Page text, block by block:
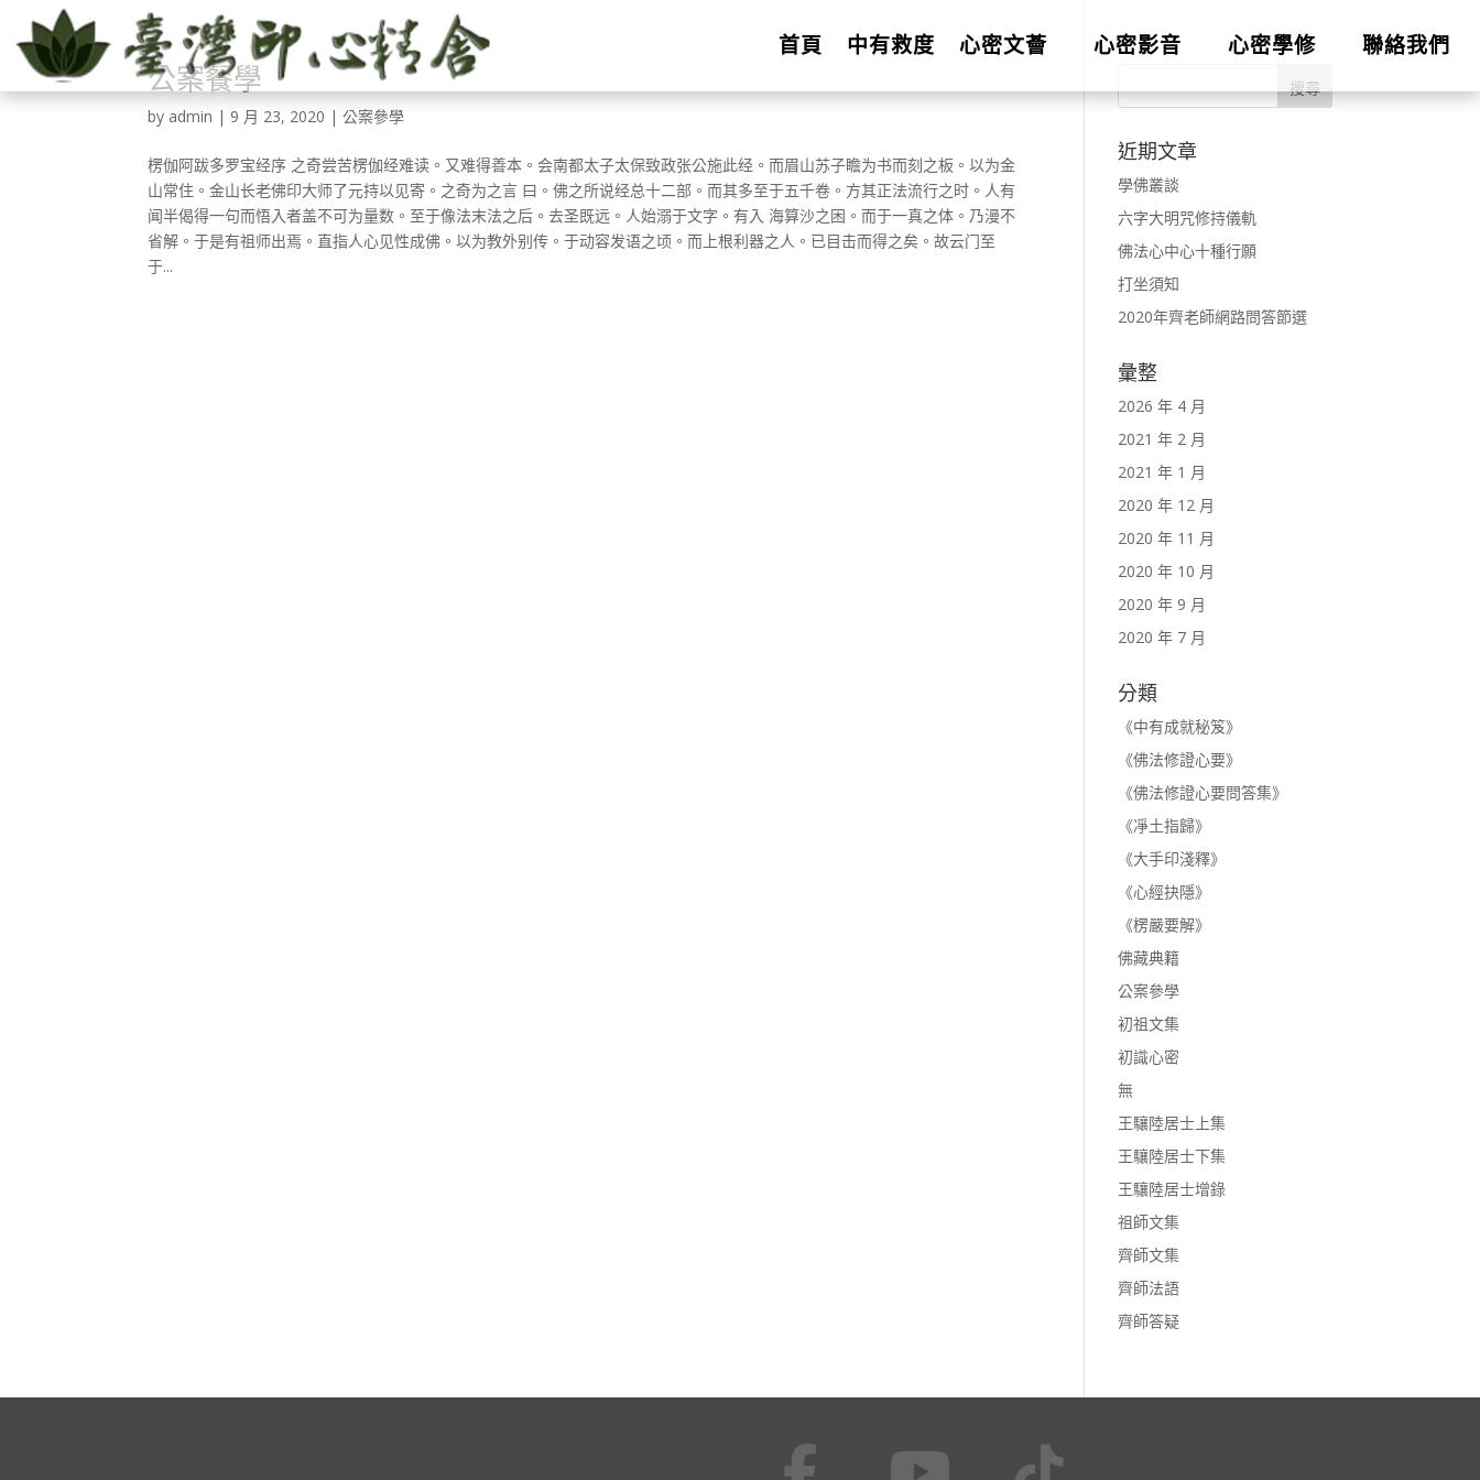
首頁 中有救度 心密文薈 心密影音 心密學修 聯絡我們
公案餐學
by admin | 9 月 23, 2020 |公案參學
楞伽阿跋多罗宝经序 之奇尝苦楞伽经难读。又难得善本。会南都太子太保致政张公施此经。而眉山苏子瞻为书而刻之板。以为金
山常住。金山长老佛印大师了元持以见寄。之奇为之言 曰。佛之所说经总十二部。而其多至于五千卷。方其正法流行之时。人有
闻半偈得一句而悟入者盖不可为量数。至于像法末法之后。去圣既远。人始溺于文字。有入 海算沙之困。而于一真之体。乃漫不
省解。于是有祖师出焉。直指人心见性成佛。以为教外别传。于动容发语之顷。而上根利器之人。已目击而得之矣。故云门至
于...
近期文章
學佛叢談
六字大明咒修持儀軌
佛法心中心十種行願
打坐須知
2020年齊老師網路問答節選
彙整
2026 年 4 月
2021 年 2 月
2021 年 1 月
2020 年 12 月
2020 年 11 月
2020 年 10 月
2020 年 9 月
2020 年 7 月
分類
《中有成就秘笈》
《佛法修證心要》
《佛法修證心要問答集》
《凈土指歸》
《大手印淺釋》
《心經抉隱》
《楞嚴要解》
佛藏典籍
公案參學
初祖文集
初識心密
無
王驤陸居士上集
王驤陸居士下集
王驤陸居士增錄
祖師文集
齊師文集
齊師法語
齊師答疑